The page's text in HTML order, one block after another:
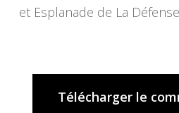
et Esplanade de La Défense
Télécharger le